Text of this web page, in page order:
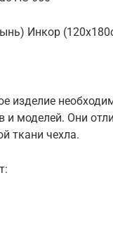
Инкор
изделие
моделей. Они
ткани чехла.